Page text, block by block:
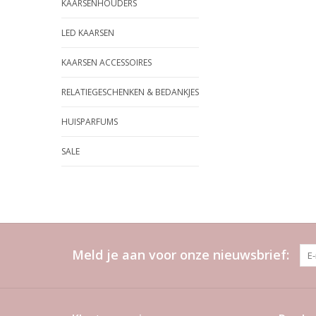
KAARSENHOUDERS
LED KAARSEN
KAARSEN ACCESSOIRES
RELATIEGESCHENKEN & BEDANKJES
HUISPARFUMS
SALE
Meld je aan voor onze nieuwsbrief: